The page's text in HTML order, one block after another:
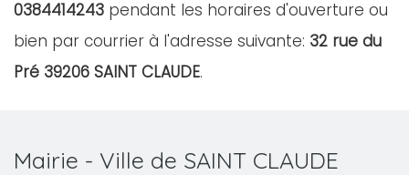
0384414243 pendant les horaires d'ouverture ou
bien par courrier à l'adresse suivante: 32 rue du
Pré 39206 SAINT CLAUDE.
Mairie - Ville de SAINT CLAUDE